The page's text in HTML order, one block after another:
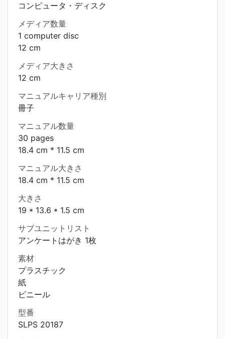
コンピュータ・ディスク
メディア数量
1 computer disc
12 cm
メディア大きさ
12 cm
マニュアルキャリア種別
冊子
マニュアル数量
30 pages
18.4 cm * 11.5 cm
マニュアル大きさ
18.4 cm * 11.5 cm
大きさ
19 * 13.6 * 1.5 cm
サブユニットリスト
アンケートはがき 1枚
素材
プラスチック
紙
ビニール
型番
SLPS 20187